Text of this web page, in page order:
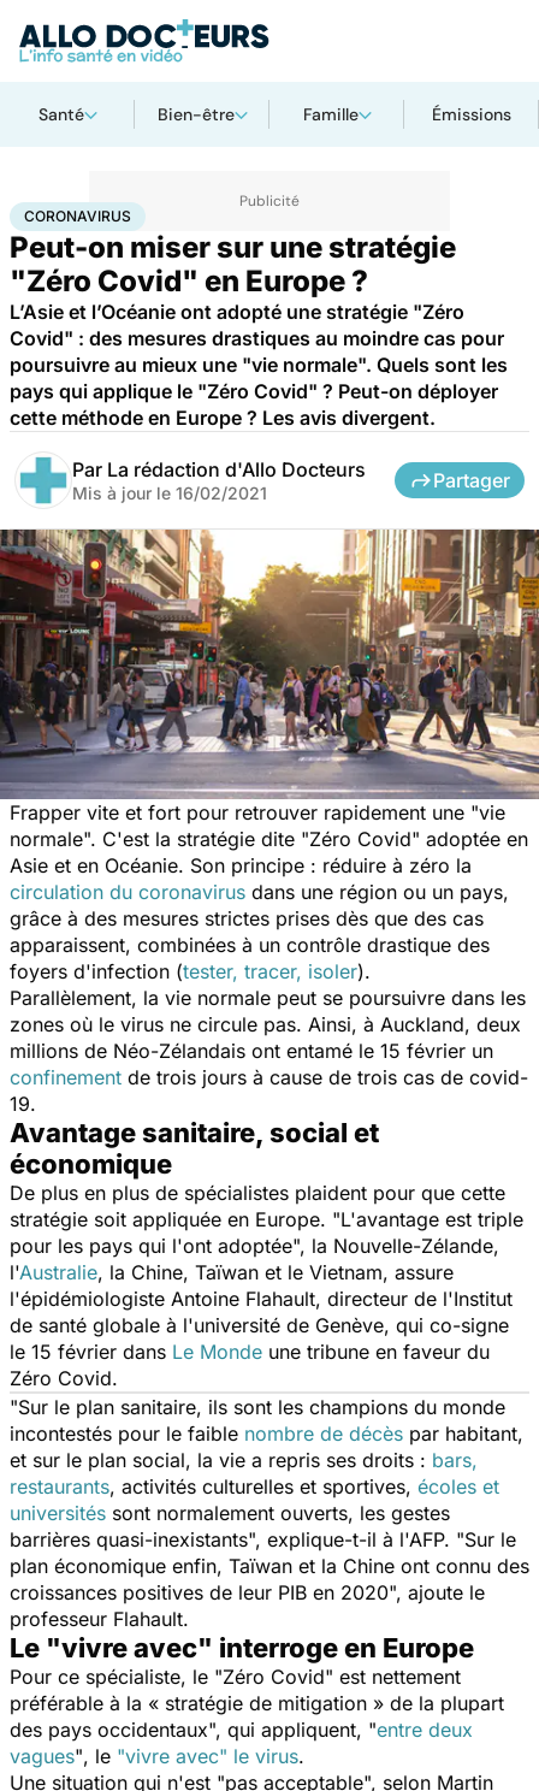
Santé Bien-être Famille Émissions
AccueilSantéCoronavirus
CORONAVIRUS
Peut-on miser sur une stratégie
"Zéro Covid" en Europe ?
L’Asie et l’Océanie ont adopté une stratégie "Zéro
Covid" : des mesures drastiques au moindre cas pour
poursuivre au mieux une "vie normale". Quels sont les
pays qui applique le "Zéro Covid" ? Peut-on déployer
cette méthode en Europe ? Les avis divergent.
Par La rédaction d'Allo Docteurs
Mis à jour le 16/02/2021
Partager
Frapper vite et fort pour retrouver rapidement une "vie
normale". C'est la stratégie dite "Zéro Covid" adoptée en
Asie et en Océanie. Son principe : réduire à zéro la
circulation du coronavirus dans une région ou un pays,
grâce à des mesures strictes prises dès que des cas
apparaissent, combinées à un contrôle drastique des
foyers d'infection (tester, tracer, isoler).
Parallèlement, la vie normale peut se poursuivre dans les
zones où le virus ne circule pas. Ainsi, à Auckland, deux
millions de Néo-Zélandais ont entamé le 15 février un
confinement de trois jours à cause de trois cas de covid-
19.
Avantage sanitaire, social et
économique
De plus en plus de spécialistes plaident pour que cette
stratégie soit appliquée en Europe. "L'avantage est triple
pour les pays qui l'ont adoptée", la Nouvelle-Zélande,
l'Australie, la Chine, Taïwan et le Vietnam, assure
l'épidémiologiste Antoine Flahault, directeur de l'Institut
de santé globale à l'université de Genève, qui co-signe
le 15 février dans Le Monde une tribune en faveur du
Zéro Covid.
"Sur le plan sanitaire, ils sont les champions du monde
incontestés pour le faible nombre de décès par habitant,
et sur le plan social, la vie a repris ses droits : bars,
restaurants, activités culturelles et sportives, écoles et
universités sont normalement ouverts, les gestes
barrières quasi-inexistants", explique-t-il à l'AFP. "Sur le
plan économique enfin, Taïwan et la Chine ont connu des
croissances positives de leur PIB en 2020", ajoute le
professeur Flahault.
Le "vivre avec" interroge en Europe
Pour ce spécialiste, le "Zéro Covid" est nettement
préférable à la « stratégie de mitigation » de la plupart
des pays occidentaux", qui appliquent, "entre deux
vagues", le "vivre avec" le virus.
Une situation qui n'est "pas acceptable", selon Martin